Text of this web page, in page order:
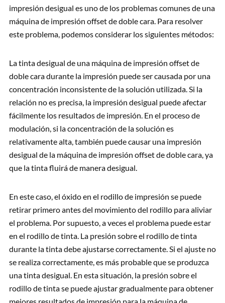
impresión desigual es uno de los problemas comunes de una
máquina de impresión offset de doble cara. Para resolver
este problema, podemos considerar los siguientes métodos:
La tinta desigual de una máquina de impresión offset de
doble cara durante la impresión puede ser causada por una
concentración inconsistente de la solución utilizada. Si la
relación no es precisa, la impresión desigual puede afectar
fácilmente los resultados de impresión. En el proceso de
modulación, si la concentración de la solución es
relativamente alta, también puede causar una impresión
desigual de la máquina de impresión offset de doble cara, ya
que la tinta fluirá de manera desigual.
En este caso, el óxido en el rodillo de impresión se puede
retirar primero antes del movimiento del rodillo para aliviar
el problema. Por supuesto, a veces el problema puede estar
en el rodillo de tinta. La presión sobre el rodillo de tinta
durante la tinta debe ajustarse correctamente. Si el ajuste no
se realiza correctamente, es más probable que se produzca
una tinta desigual. En esta situación, la presión sobre el
rodillo de tinta se puede ajustar gradualmente para obtener